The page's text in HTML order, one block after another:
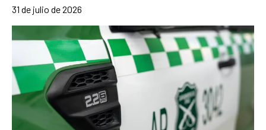
31 de julio de 2026